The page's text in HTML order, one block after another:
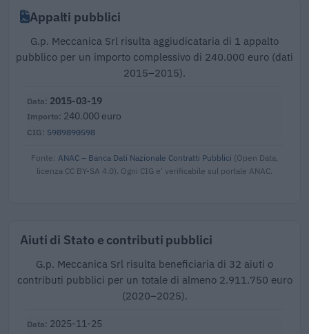
Appalti pubblici
G.p. Meccanica Srl risulta aggiudicataria di 1 appalto
pubblico per un importo complessivo di 240.000 euro (dati
2015–2015).
5989890598
2015-03-19
240.000 euro
Fonte: ANAC – Banca Dati Nazionale Contratti Pubblici (Open Data,
licenza CC BY-SA 4.0). Ogni CIG e' verificabile sul portale ANAC.
Aiuti di Stato e contributi pubblici
G.p. Meccanica Srl risulta beneficiaria di 32 aiuti o
contributi pubblici per un totale di almeno 2.911.750 euro
(2020–2025).
2025-11-25